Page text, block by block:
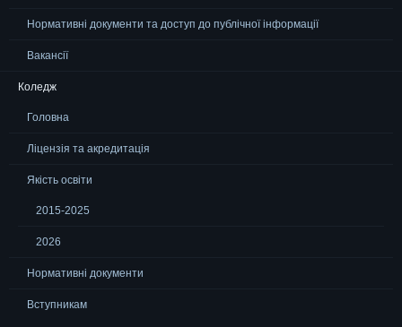
Нормативні документи та доступ до публічної інформації
Вакансії
Коледж
Головна
Ліцензія та акредитація
Якість освіти
2015-2025
2026
Нормативні документи
Вступникам